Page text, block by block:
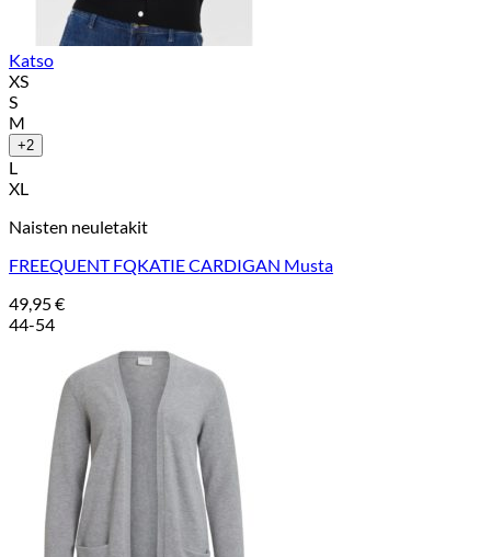
Katso
XS
S
M
+2
L
XL
Naisten neuletakit
FREEQUENT FQKATIE CARDIGAN Musta
49,95€
44-54